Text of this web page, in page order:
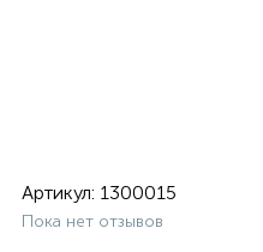
Артикул: 1300015
Пока нет отзывов